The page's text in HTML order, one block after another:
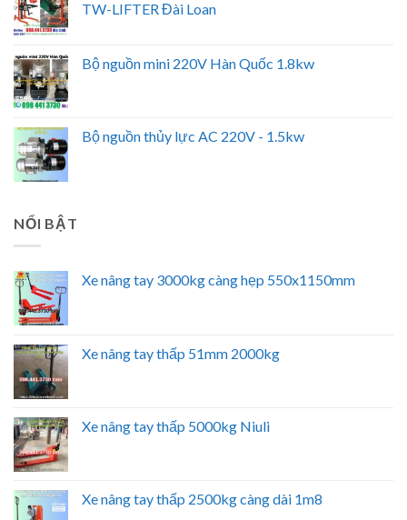
TW-LIFTER Đài Loan
Bộ nguồn mini 220V Hàn Quốc 1.8kw
Bộ nguồn thủy lực AC 220V - 1.5kw
NỔI BẬT
Xe nâng tay 3000kg càng hẹp 550x1150mm
Xe nâng tay thấp 51mm 2000kg
Xe nâng tay thấp 5000kg Niuli
Xe nâng tay thấp 2500kg càng dài 1m8